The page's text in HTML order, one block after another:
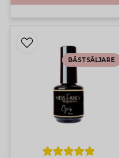
BÄSTSÄLJARE